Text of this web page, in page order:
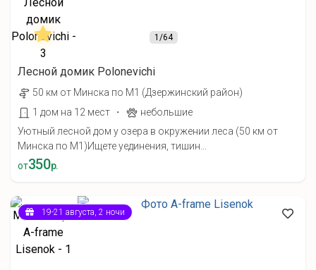
1/64
Лесной домик Polonevichi
50 км от Минска по М1 (Дзержинский район)
1 дом на 12 мест
·
небольшие
Уютный лесной дом у озера в окружении леса (50 км от
Минска по М1) ​Ищете уединения, тишин...
от350р.
19-21 августа, 2 ночи